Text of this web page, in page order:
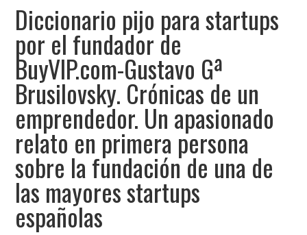
Diccionario pijo para startups
por el fundador de
BuyVIP.com-Gustavo Gª
Brusilovsky. Crónicas de un
emprendedor. Un apasionado
relato en primera persona
sobre la fundación de una de
las mayores startups
españolas